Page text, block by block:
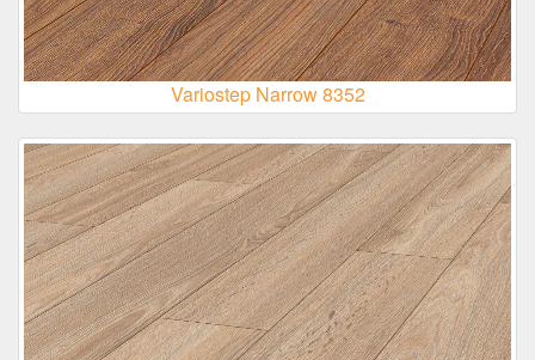
Variostep Narrow 8352